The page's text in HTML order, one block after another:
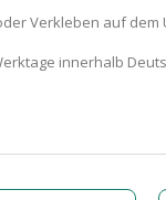
Verkleben auf
innerhalb